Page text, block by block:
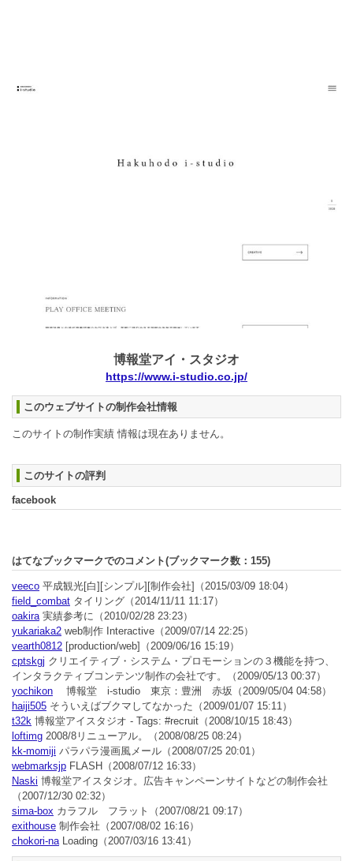
博報堂アイ・スタジオ
https://www.i-studio.co.jp/
このウェブサイトの制作会社情報
このサイトの制作実績 情報は現在ありません。
このサイトの評判
facebook
はてなブックマークでのコメント(ブックマーク数： 155)
veeco 平成観光[白][シンプル][制作会社]
（2015/03/09 18:04）
field_combat タイリング （2014/11/11 11:17）
oakira実績参考に （2010/02/28 23:23）
yukariaka2 web制作 Interactive （2009/07/14 22:25）
vearth0812 [production/web]
（2009/06/16 15:19）
cptskgj クリエイティブ・システム・プロモーションの３機能を持つ、
インタラクティブコンテンツ制作の会社です。
（2009/05/13 00:37）
yochikon 博報堂 i-studio 東京：豊洲 赤坂 （2009/05/04 04:58）
haiji505 そういえばブクマしてなかった （2009/01/07 15:11）
t32k 博報堂アイスタジオ - Tags: #recruit （2008/10/15 18:43）
loftimg 2008/8リニューアル。
（2008/08/25 08:24）
kk-momiji パラパラ漫画風メール （2008/07/25 20:01）
webmarksjp FLASH
（2008/07/12 16:33）
Naski 博報堂アイスタジオ。広告キャンペーンサイトなどの制作会社
（2007/12/30 02:32）
sima-box カラフル フラット
（2007/08/21 09:17）
exithouse 制作会社 （2007/08/02 16:16）
chokori-naLoading （2007/03/16 13:41）